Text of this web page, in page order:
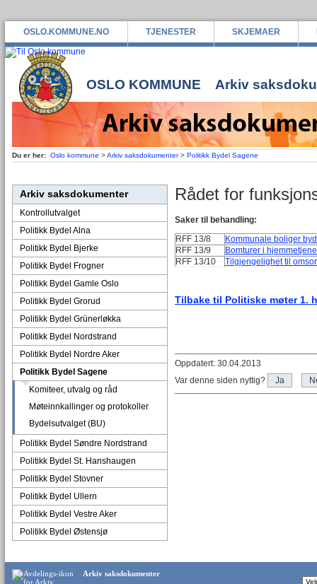
OSLO.KOMMUNE.NO TJENESTER SKJEMAER
OSLO KOMMUNE Arkiv
Du er her: Oslo kommune >Arkiv saksdokumenter> Politikk Bydel Sagene
Arkiv saksdokumenter
Kontrollutvalget
Politikk Bydel Alna
Politikk Bydel Bjerke
Politikk Bydel Frogner
Politikk Bydel Gamle Oslo
Politikk Bydel Grorud
Politikk Bydel Grünerløkka
Politikk Bydel Nordstrand
Politikk Bydel Nordre Aker
Politikk Bydel Sagene
Komiteer, utvalg og råd
Møteinnkallinger og protokoller
Bydelsutvalget (BU)
Politikk Bydel Søndre Nordstrand
Politikk Bydel St. Hanshaugen
Politikk Bydel Stovner
Politikk Bydel Ullern
Politikk Bydel Vestre Aker
Politikk Bydel Østensjø
Rådet for
Saker til behandling:
RFF 13/8
Kommunale boliger
RFF 13/9
Bomturer i
RFF 13/10
Tilgjengelighet til
Tilbake til Politiske møter 1.
Oppdatert: 30.04.2013
Var denne siden nyttig?
Ja
Arkiv saksdokumenter